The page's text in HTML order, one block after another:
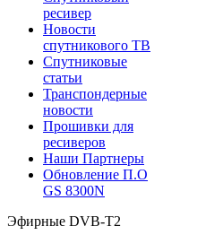
ресивер
Новости
спутникового ТВ
Спутниковые
статьи
Транспондерные
новости
Прошивки для
ресиверов
Наши Партнеры
Обновление П.О
GS 8300N
Эфирные DVB-T2